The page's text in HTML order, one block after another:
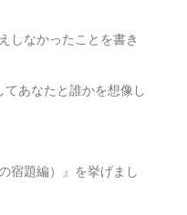
しなかったことを書き
あなたと誰かを想像し
宿題編）』を挙げまし